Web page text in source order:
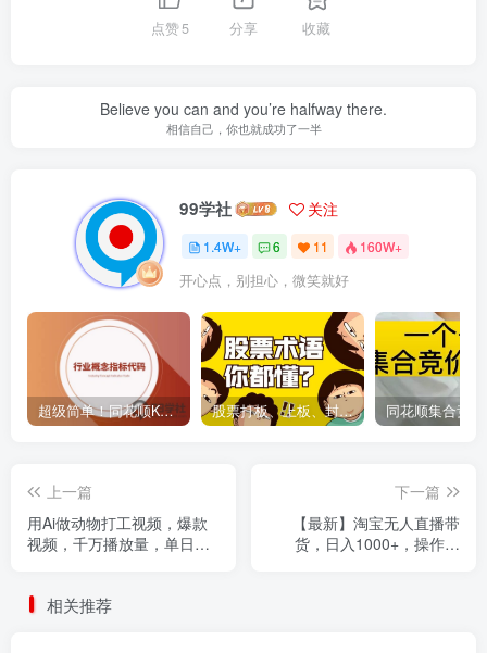
点赞5 分享 收藏
Believe you can and you’re halfway there.
相信自己，你也就成功了一半
99学社 关注
1.4W+ 6 11 160W+
开心点，别担心，微笑就好
超级简单！同花顺K线界面显示行业概念指标代码图解 股票打板、上板、封板、翘板、炸板是什么意思？炒股你必须懂的暗语！
上一篇
用Ai做动物打工视频，爆款
视频，千万播放量，单日变
下一篇
【最新】淘宝无人直播带
货，日入1000+，操作简
相关推荐